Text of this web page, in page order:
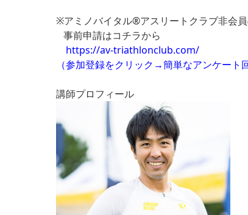
※アミノバイタル®アスリートクラブ非会
事前申請はコチラから
https://av-triathlonclub.com/
（参加登録をクリック→簡単なアンケート
講師プロフィール